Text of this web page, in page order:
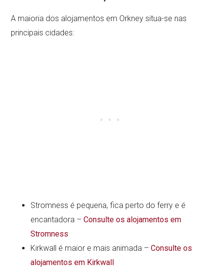
A maioria dos alojamentos em Orkney situa-se nas
principais cidades:
Stromness é pequena, fica perto do ferry e é
encantadora –Consulte os alojamentos em
Stromness
Kirkwall é maior e mais animada –Consulte os
alojamentos em Kirkwall